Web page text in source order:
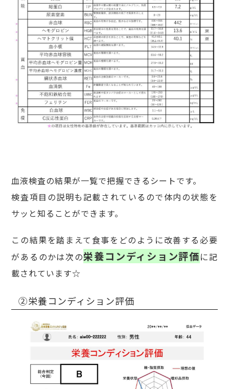
血液検査の結果が一覧で把握できるシートです。
検査項目の説明も記載されているので体内の状態を
サッと知ることができます。
この結果を踏まえて食事をどのように改善する必要
があるのかは次の栄養コンディション評価に記
載されています☆
②栄養コンディション評価